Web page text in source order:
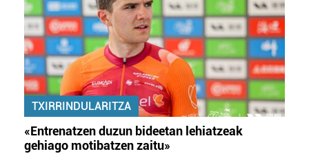
TXIRRINDULARITZA
«Entrenatzen duzun bideetan lehiatzeak
gehiago motibatzen zaitu»